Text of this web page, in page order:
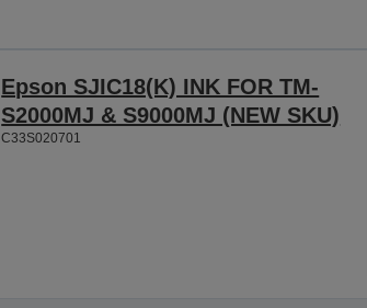
Epson SJIC18(K) INK FOR TM-
S2000MJ & S9000MJ (NEW SKU)
C33S020701